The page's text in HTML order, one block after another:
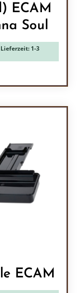
ECAM
Soul
1-3
ECAM